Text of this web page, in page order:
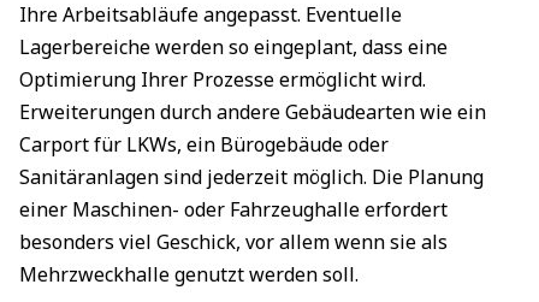
Ihre Arbeitsabläufe angepasst. Eventuelle
Lagerbereiche werden so eingeplant, dass eine
Optimierung Ihrer Prozesse ermöglicht wird.
Erweiterungen durch andere Gebäudearten wie ein
Carport für LKWs, ein Bürogebäude oder
Sanitäranlagen sind jederzeit möglich. Die Planung
einer Maschinen- oder Fahrzeughalle erfordert
besonders viel Geschick, vor allem wenn sie als
Mehrzweckhalle genutzt werden soll.